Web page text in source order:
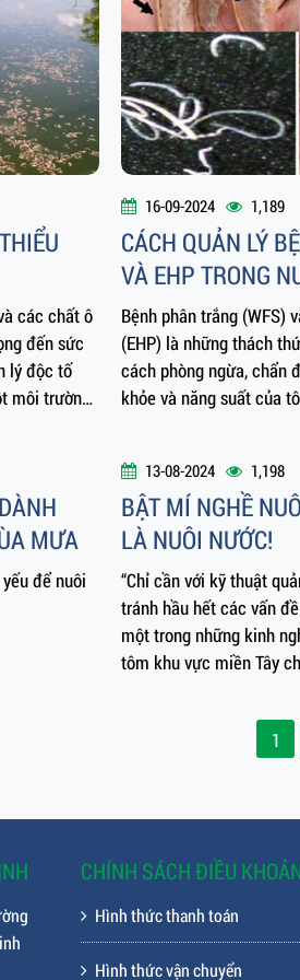
các chất ô
đến sức
lý độc tố
môi trường
16-09-2024 1,189
CÁCH QUẢN LÝ
VÀ EHP TRONG
Bệnh phân trắng (WFS)
(EHP) là những thách
cách phòng ngừa, chẩn
khỏe và năng suất của
MƯA
để nuôi
1,198
LÀ NUÔI NƯỚC!
“Chỉ cần với kỹ thuật
tránh hầu hết các vấn
một trong những kinh
tôm khu vực miền Tây
tháng đầu năm 2024 này.